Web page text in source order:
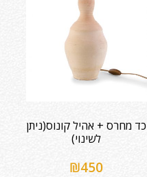
כד מחרס + אהיל קונוס(ניתן
לשינוי)
₪450